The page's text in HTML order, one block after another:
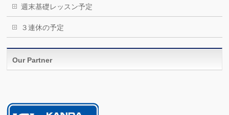
週末基礎レッスン予定
３連休の予定
Our Partner